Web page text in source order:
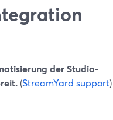
der Studio-
(StreamYard support)